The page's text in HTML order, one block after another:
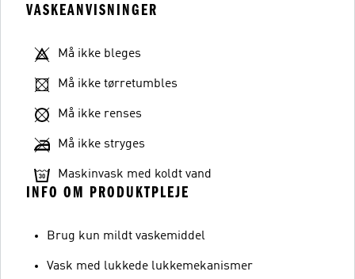
VASKEANVISNINGER
Må ikke bleges
Må ikke tørretumbles
Må ikke renses
Må ikke stryges
Maskinvask med koldt vand
INFO OM PRODUKTPLEJE
Brug kun mildt vaskemiddel
Vask med lukkede lukkemekanismer